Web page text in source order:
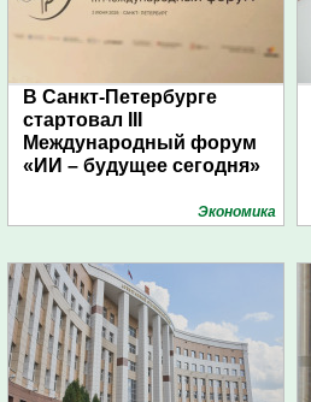
В Санкт-Петербурге
стартовал III
Международный форум
«ИИ – будущее сегодня»
Экономика